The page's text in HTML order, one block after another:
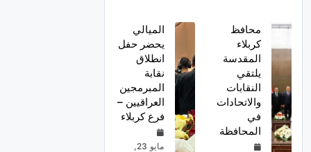
محافظ
كربلاء
المقدسة
يلتقي
النقابات
والاتحادات
في
المحافظة
الميالي
يحضر حفل
انطلاق
نقابة
المبرمجين
العراقيين –
فرع كربلاء
مايو 23,